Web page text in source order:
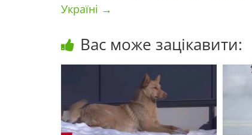
Україні →
Вас може зацікавити: